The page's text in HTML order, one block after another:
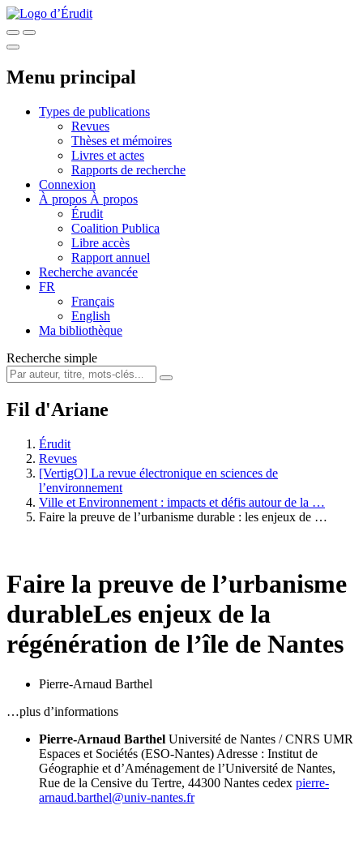
Menu principal
Types de publications
Revues
Thèses et mémoires
Livres et actes
Rapports de recherche
Connexion
À propos À propos
Érudit
Coalition Publica
Libre accès
Rapport annuel
Recherche avancée
FR
Français
English
Ma bibliothèque
Recherche simple
Fil d'Ariane
Érudit
Revues
[VertigO] La revue électronique en sciences de
l’environnement
Ville et Environnement : impacts et défis autour de la …
Faire la preuve de l’urbanisme durable : les enjeux de …
Faire la preuve de l’urbanisme
durableLes enjeux de la
régénération de l’île de Nantes
Pierre-Arnaud Barthel
…plus d’informations
Pierre-Arnaud Barthel Université de Nantes / CNRS UMR
Espaces et Sociétés (ESO-Nantes) Adresse : Institut de
Géographie et d’Aménagement de l’Université de Nantes,
Rue de la Censive du Tertre, 44300 Nantes cedex pierre-
arnaud.barthel@univ-nantes.fr